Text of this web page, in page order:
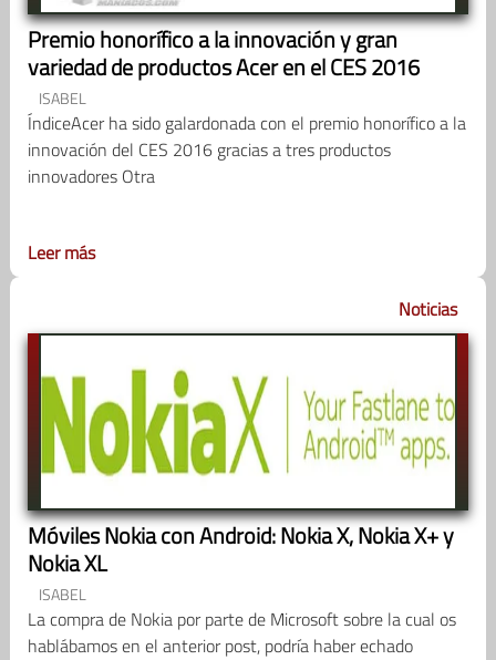
Premio honorífico a la innovación y gran
variedad de productos Acer en el CES 2016
ISABEL
ÍndiceAcer ha sido galardonada con el premio honorífico a la
innovación del CES 2016 gracias a tres productos
innovadores Otra
Leer más
Noticias
Móviles Nokia con Android: Nokia X, Nokia X+ y
Nokia XL
ISABEL
La compra de Nokia por parte de Microsoft sobre la cual os
hablábamos en el anterior post, podría haber echado